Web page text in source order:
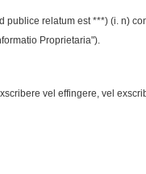
publice relatum est ***) (i. n)
Proprietaria").
vel effingere, vel